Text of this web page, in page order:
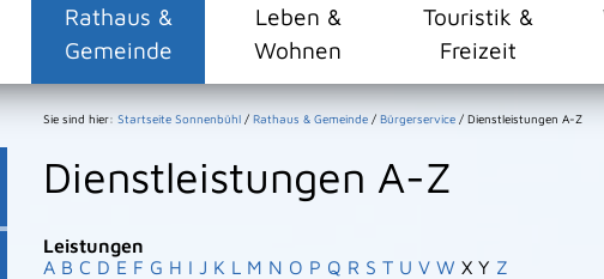
Rathaus &
Gemeinde
Leben &
Wohnen
Touristik &
Freizeit
Sie sind hier: Startseite Sonnenbühl / Rathaus & Gemeinde / Bürgerservice / Dienstleistungen A-Z
Dienstleistungen A-Z
Leistungen
A B C D E F G H I J K L M N O P Q R S T U V W X Y Z